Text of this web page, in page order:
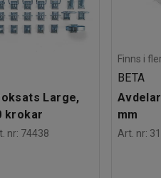
Large,
krokar
nr: 74438
Finns i
BETA
mm
Art. nr: